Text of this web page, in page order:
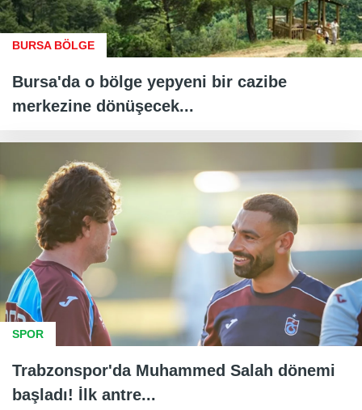
BURSA BÖLGE
Bursa'da o bölge yepyeni bir cazibe
merkezine dönüşecek...
SPOR
Trabzonspor'da Muhammed Salah dönemi
başladı! İlk antre...